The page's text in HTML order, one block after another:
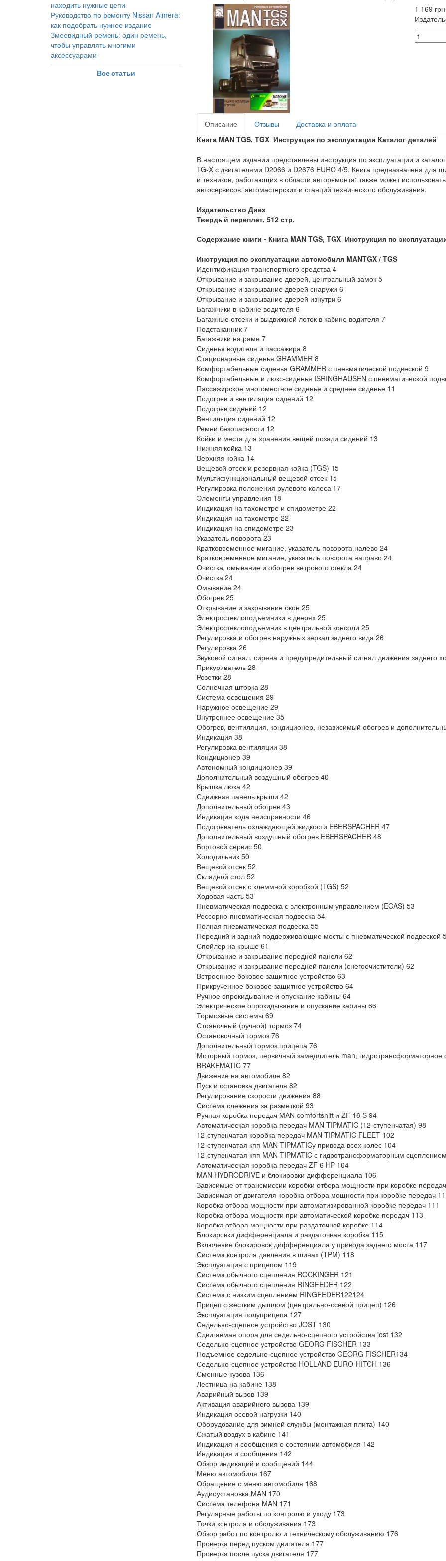
находить нужные цепи
Руководство по ремонту Nissan Almera:
как подобрать нужное издание
Змеевидный ремень: один ремень,
чтобы управлять многими
аксессуарами
Все статьи
1 169 грн.
Описание Отзывы
Доставка и оплата
Книга MAN TGS, TGX Инструкция по эксплуатации Каталог деталей
В настоящем издании представлены инструкция по эксплуатации и
TG-X с двигателями D2066 и D2676 EURO 4/5. Книга предназначена для
и техников, работающих в области авторемонта; также может
автосервисов, автомастерских и станций технического обслуживания.
Издательство Диез
Твердый переплет, 512 стр.
Содержание книги - Книга MAN TGS, TGX Инструкция по
Инструкция по эксплуатации автомобиля MANTGX / TGS
Идентификация транспортного средства 4
Открывание и закрывание дверей, центральный замок 5
Открывание и закрывание дверей снаружи 6
Открывание и закрывание дверей изнутри 6
Багажники в кабине водителя 6
Багажные отсеки и выдвижной лоток в кабине водителя 7
Подстаканник 7
Багажники на раме 7
Сиденья водителя и пассажира 8
Стационарные сиденья GRAMMER 8
Комфортабельные сиденья GRAMMER с пневматической подвеской 9
Комфортабельные и люкс-сиденья ISRINGHAUSEN с пневматической
Пассажирское многоместное сиденье и среднее сиденье 11
Подогрев и вентиляция сидений 12
Подогрев сидений 12
Вентиляция сидений 12
Ремни безопасности 12
Койки и места для хранения вещей позади сидений 13
Нижняя койка 13
Верхняя койка 14
Вещевой отсек и резервная койка (TGS) 15
Мультифункциональный вещевой отсек 15
Регулировка положения рулевого колеса 17
Элементы управления 18
Индикация на тахометре и спидометре 22
Индикация на тахометре 22
Индикация на спидометре 23
Указатель поворота 23
Кратковременное мигание, указатель поворота налево 24
Кратковременное мигание, указатель поворота направо 24
Очистка, омывание и обогрев ветрового стекла 24
Очистка 24
Омывание 24
Обогрев 25
Открывание и закрывание окон 25
Электростеклоподъемники в дверях 25
Электростеклоподъемник в центральной консоли 25
Регулировка и обогрев наружных зеркал заднего вида 26
Регулировка 26
Звуковой сигнал, сирена и предупредительный сигнал движения заднего
Прикуриватель 28
Розетки 28
Солнечная шторка 28
Система освещения 29
Наружное освещение 29
Внутреннее освещение 35
Обогрев, вентиляция, кондиционер, независимый обогрев и
Индикация 38
Регулировка вентиляции 38
Кондиционер 39
Автономный кондиционер 39
Дополнительный воздушный обогрев 40
Крышка люка 42
Сдвижная панель крыши 42
Дополнительный обогрев 43
Индикация кода неисправности 46
Подогреватель охлаждающей жидкости EBERSPACHER 47
Дополнительный воздушный обогрев EBERSPACHER 48
Бортовой сервис 50
Холодильник 50
Вещевой отсек 52
Складной стол 52
Вещевой отсек с клеммной коробкой (TGS) 52
Ходовая часть 53
Пневматическая подвеска с электронным управлением (ECAS) 53
Рессорно-пневматическая подвеска 54
Полная пневматическая подвеска 55
Передний и задний поддерживающие мосты с пневматической подвеской
Спойлер на крыше 61
Открывание и закрывание передней панели 62
Открывание и закрывание передней панели (снегоочистители) 62
Встроенное боковое защитное устройство 63
Прикрученное боковое защитное устройство 64
Ручное опрокидывание и опускание кабины 64
Электрическое опрокидывание и опускание кабины 66
Тормозные системы 69
Стояночный (ручной) тормоз 74
Остановочный тормоз 76
Дополнительный тормоз прицепа 76
Моторный тормоз, первичный замедлитель man,
BRAKEMATIC 77
Движение на автомобиле 82
Пуск и остановка двигателя 82
Регулирование скорости движения 88
Система слежения за разметкой 93
Ручная коробка передач MAN comfortshift и ZF 16 S 94
Автоматическая коробка передач MAN TIPMATIC (12-ступенчатая) 98
12-ступенчатая коробка передач MAN TIPMATIC FLEET 102
12-ступенчатая кпп MAN TIPMATICу привода всех колес 104
12-ступенчатая кпп MAN TIPMATIC с гидротрансформаторным
Автоматическая коробка передач ZF 6 HP 104
MAN HYDRODRIVE и блокировки дифференциала 106
Зависимые от трансмиссии коробки отбора мощности при коробке
Зависимая от двигателя коробка отбора мощности при коробке передач
Коробка отбора мощности при автоматизированной коробке передач 111
Коробка отбора мощности при автоматической коробке передач 113
Коробка отбора мощности при раздаточной коробке 114
Блокировки дифференциала и раздаточная коробка 115
Включение блокировок дифференциала у привода заднего моста 117
Система контроля давления в шинах (TPM) 118
Эксплуатация с прицепом 119
Система обычного сцепления ROCKINGER 121
Система обычного сцепления RINGFEDER 122
Система с низким сцеплением RINGFEDER122124
Прицеп с жестким дышлом (центрально-осевой прицеп) 126
Эксплуатация полуприцепа 127
Седельно-сцепное устройство JOST 130
Сдвигаемая опора для седельно-сцепного устройства jost 132
Седельно-сцепное устройство GEORG FISCHER 133
Подъемное седельно-сцепное устройство GEORG FISCHER134
Седельно-сцепное устройство HOLLAND EURO-HITCH 136
Сменные кузова 136
Лестница на кабине 138
Аварийный вызов 139
Активация аварийного вызова 139
Индикация осевой нагрузки 140
Оборудование для зимней службы (монтажная плита) 140
Сжатый воздух в кабине 141
Индикация и сообщения о состоянии автомобиля 142
Индикация и сообщения 142
Обзор индикаций и сообщений 144
Меню автомобиля 167
Обращение с меню автомобиля 168
Аудиоустановка MAN 170
Система телефона MAN 171
Регулярные работы по контролю и уходу 173
Точки контроля и обслуживания 173
Обзор работ по контролю и техническому обслуживанию 176
Проверка перед пуском двигателя 177
Проверка после пуска двигателя 177